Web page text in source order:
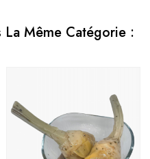
Même Catégorie :